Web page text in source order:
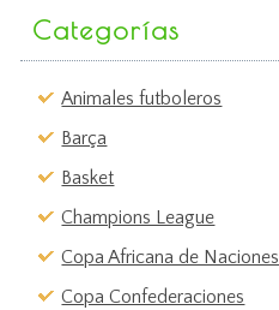
Categorías
Animales futboleros
Barça
Basket
Champions League
Copa Africana de Naciones
Copa Confederaciones